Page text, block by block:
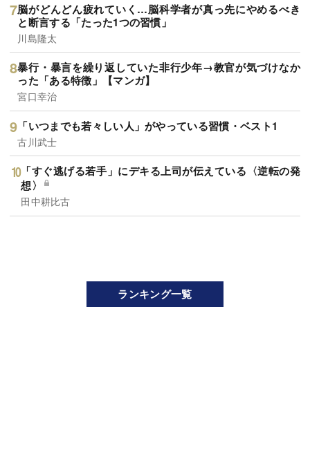
脳がどんどん疲れていく…脳科学者が真っ先にやめるべき
と断言する「たった1つの習慣」
川島隆太
暴行・暴言を繰り返していた非行少年→教官が気づけなか
った「ある特徴」【マンガ】
宮口幸治
「いつまでも若々しい人」がやっている習慣・ベスト1
古川武士
「すぐ逃げる若手」にデキる上司が伝えている〈逆転の発
想〉
田中耕比古
ランキング一覧